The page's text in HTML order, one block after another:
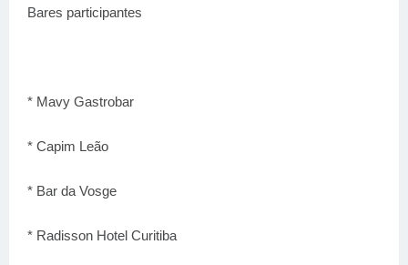
Bares participantes
* Mavy Gastrobar
* Capim Leão
* Bar da Vosge
* Radisson Hotel Curitiba